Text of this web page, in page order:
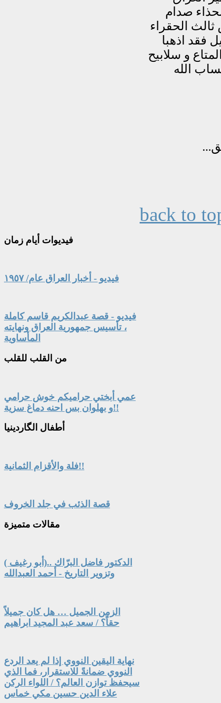
back to
فيديوات أيام زمان
فيديو - أخبار العراق عام/ ١٩٥٧
فيديو - قصة عبدالكريم قاسم كاملة
، تأسيس جمهورية العراق ونهايته
المأساوية
من القلب للقلب
عمي أبختي حراميكم خوش حرامي
و بهلوان بس احنه دماغ سزية!!
أطفال الگاردينيا
فلة والأقزام الثمانية!!
قصة الذئب في جلد الخروف
مقالات متميزة
الدكتور فاضل البرّاك ..(أبو رغيف )
وتزوير التاريخ - أحمد العبدالله
الزمن الجميل … هل كان جميلاً
حقاً؟ / سعد عبد المجيد ابراهيم
نهاية اليقين النووي إذا لم يعد الردع
النووي ضمانةً للاستقرار، فما الذي
سيحفظ توازن العالم؟ / اللواء الركن
علاء الدين حسين مكي خماس